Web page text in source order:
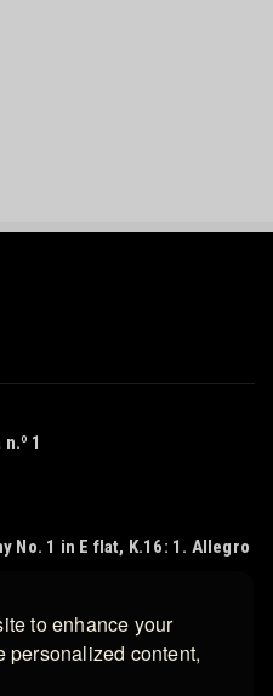
to enhance your
personalized content,
1
No. 1 in E flat, K.16: 1. Allegro
de Mozart